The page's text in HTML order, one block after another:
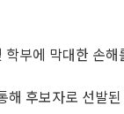
부에 막대한 손
후보자로 선발